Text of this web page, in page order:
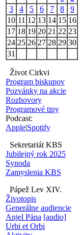
3
4 5 6 7 8
9
10 11 12 13 14 15 16
17 18 19 20 21 22 23
24 25 26 27 28 29 30
31
Život Cirkvi
Program biskupov
Pozvánky na akcie
Rozhovory
Programové tipy
Podcast:
Apple|Spotify
Sekretariát KBS
Jubilejný rok 2025
Synoda
Zamyslenia KBS
Pápež Lev XIV.
Životopis
Generálne audiencie
Anjel Pána [audio]
Urbi et Orbi